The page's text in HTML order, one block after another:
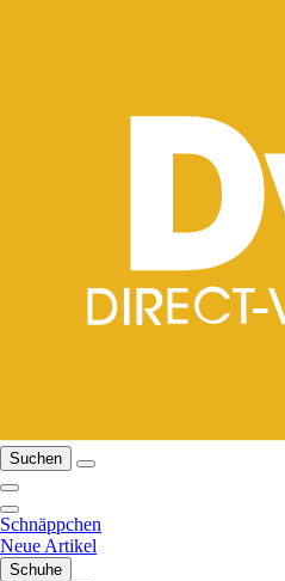
Suchen
Schnäppchen
Neue Artikel
Schuhe